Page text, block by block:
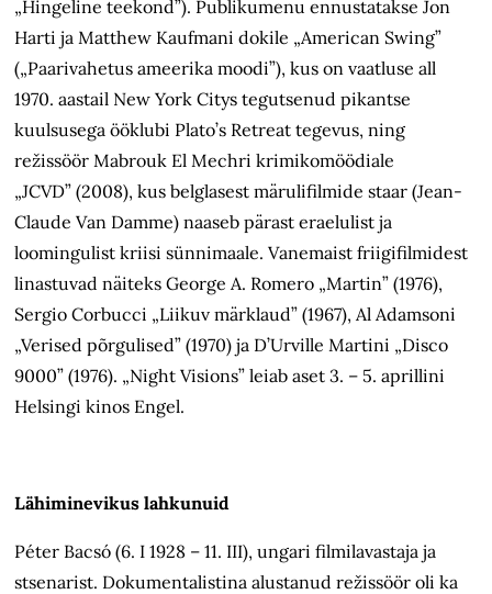
„Hingeline teekond”). Publikumenu ennustatakse Jon
Harti ja Matthew Kaufmani dokile „American Swing”
(„Paarivahetus ameerika moodi”), kus on vaatluse all
1970. aastail New York Citys tegutsenud pikantse
kuulsusega ööklubi Plato’s Retreat tegevus, ning
režissöör Mabrouk El Mechri krimikomöödiale
„JCVD” (2008), kus belglasest märulifilmide staar (Jean-
Claude Van Damme) naaseb pärast eraelulist ja
loomingulist kriisi sünnimaale. Vanemaist friigifilmidest
linastuvad näiteks George A. Romero „Martin” (1976),
Sergio Corbucci „Liikuv märklaud” (1967), Al Adamsoni
„Verised põrgulised” (1970) ja D’Urville Martini „Disco
9000” (1976). „Night Visions” leiab aset 3. – 5. aprillini
Helsingi kinos Engel.
Lähiminevikus lahkunuid
Péter Bacsó (6. I 1928 – 11. III), ungari filmilavastaja ja
stsenarist. Dokumentalistina alustanud režissöör oli ka